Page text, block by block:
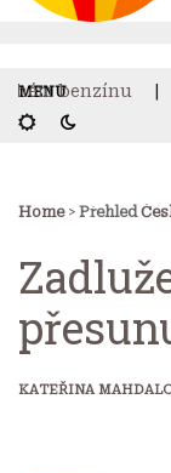
benzínu
Home> Přehled
KATEŘINA